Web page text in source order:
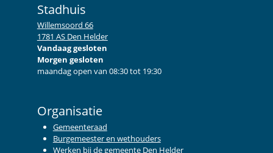
Stadhuis
Willemsoord 66
1781 AS Den Helder
Vandaag gesloten
Morgen gesloten
maandag open van 08:30 tot 19:30
Organisatie
Gemeenteraad
Burgemeester en wethouders
Werken bij de gemeente Den Helder